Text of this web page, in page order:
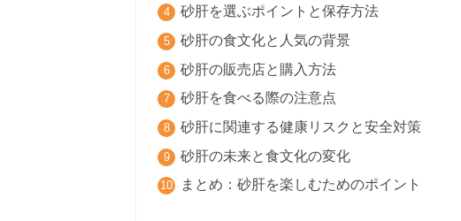
砂肝を選ぶポイントと保存方法
砂肝の食文化と人気の背景
砂肝の販売店と購入方法
砂肝を食べる際の注意点
砂肝に関連する健康リスクと安全対策
砂肝の未来と食文化の変化
まとめ：砂肝を楽しむためのポイント